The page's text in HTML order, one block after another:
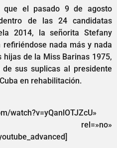
que el pasado 9 de agosto
de las 24 candidatas
2014, la señorita Stefany
nada más y nada
de la Miss Barinas 1975,
sus suplicas al presidente
en rehabilitación.
watch?v=yQanlOTJZcU»
rel=»no»